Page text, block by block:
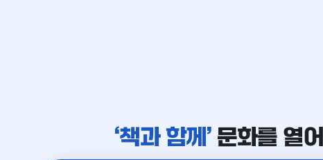
‘책과 함께’ 문화를 열